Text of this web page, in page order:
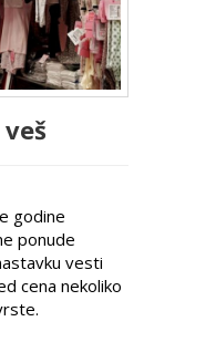
godine
ponude
vesti
cena nekoliko